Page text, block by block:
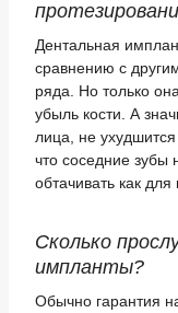
Дентальная
сравнению с
ряда. Но только
убыль кости. А
лица, не
что соседние зубы
обтачивать как для
Сколько
импланты?
Обычно гарантия